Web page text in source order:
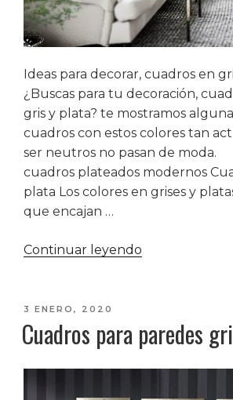
Ideas para decorar, cuadros en
¿Buscas para tu decoración,
gris y plata? te mostramos
cuadros con estos colores tan
ser neutros no pasan de moda.
cuadros plateados modernos
plata Los colores en grises y
que encajan …
Continuar leyendo
plata»
PUBLICADO
3 ENERO, 2020
Cuadros para paredes